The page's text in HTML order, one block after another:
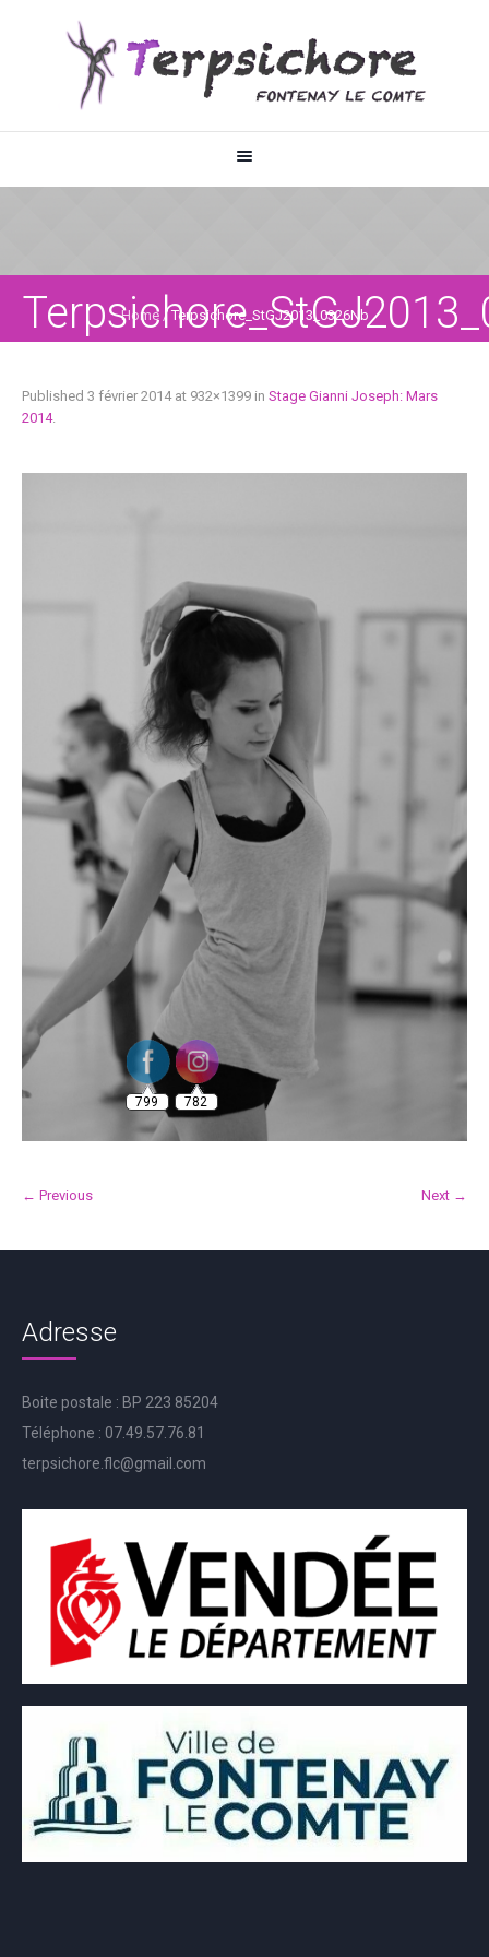
Home /Terpsichore_StGJ2013_0326Nb
Published 3 février 2014at 932×1399 in Stage Gianni Joseph: Mars
2014.
← Previous Next →
Adresse
Boite postale : BP 223 85204
Téléphone : 07.49.57.76.81
terpsichore.flc@gmail.com
799 782